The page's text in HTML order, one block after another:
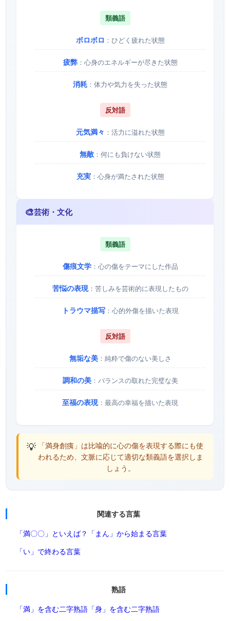
類義語
ボロボロ ：ひどく疲れた状態
疲弊：心身のエネルギーが尽きた状態
消耗 ：体力や気力を失った状態
反対語
元気満々 ：活力に溢れた状態
無敵 ：何にも負けない状態
充実：心身が満たされた状態
🎨芸術・文化
類義語
傷痕文学：心の傷をテーマにした作品
苦悩の表現：苦しみを芸術的に表現したもの
トラウマ描写：心的外傷を描いた表現
反対語
無垢な美：純粋で傷のない美しさ
調和の美：バランスの取れた完璧な美
至福の表現：最高の幸福を描いた表現
💡 「満身創痍」は比喩的に心の傷を表現する際にも使
われるため、文脈に応じて適切な類義語を選択しま
しょう。
関連する言葉
「満〇〇」といえば？ 「まん」から始まる言葉
「い」で終わる言葉
熟語
「満」を含む二字熟語 「身」を含む二字熟語